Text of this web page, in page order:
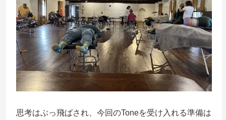
思考はぶっ飛ばされ、今回のToneを受け入れる準備は